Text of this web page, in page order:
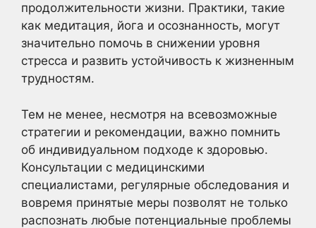
продолжительности жизни. Практики, такие
как медитация, йога и осознанность, могут
значительно помочь в снижении уровня
стресса и развить устойчивость к жизненным
трудностям.
Тем не менее, несмотря на всевозможные
стратегии и рекомендации, важно помнить
об индивидуальном подходе к здоровью.
Консультации с медицинскими
специалистами, регулярные обследования и
вовремя принятые меры позволят не только
распознать любые потенциальные проблемы